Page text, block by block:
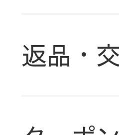
返品・